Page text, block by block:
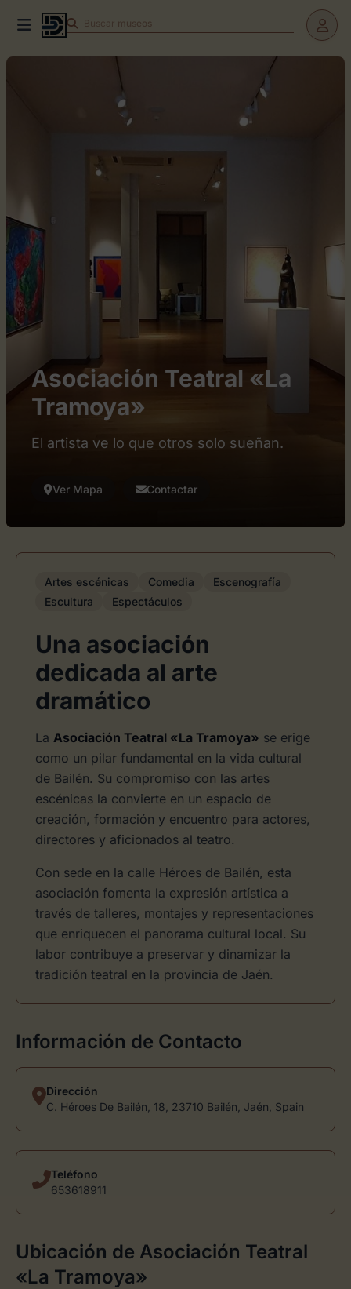
Buscar museos
Asociación Teatral «La
Tramoya»
El artista ve lo que otros solo sueñan.
Ver Mapa Contactar
Artes escénicas Comedia
Escenografía
Escultura
Espectáculos
Una asociación
dedicada al arte
dramático
La Asociación Teatral «La Tramoya» se erige
como un pilar fundamental en la vida cultural
de Bailén. Su compromiso con las artes
escénicas la convierte en un espacio de
creación, formación y encuentro para actores,
directores y aficionados al teatro.
Con sede en la calle Héroes de Bailén, esta
asociación fomenta la expresión artística a
través de talleres, montajes y representaciones
que enriquecen el panorama cultural local. Su
labor contribuye a preservar y dinamizar la
tradición teatral en la provincia de Jaén.
Información de Contacto
Dirección
C. Héroes De Bailén, 18, 23710 Bailén, Jaén, Spain
Teléfono
653618911
Ubicación de Asociación Teatral
«La Tramoya»